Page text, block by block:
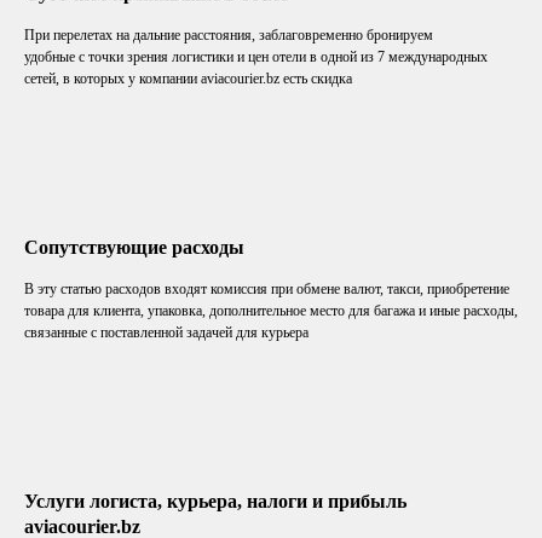
При перелетах на дальние расстояния, заблаговременно бронируем
удобные с точки зрения логистики и цен отели в одной из 7 международных
сетей, в которых у компании aviacourier.bz есть скидка
Сопутствующие расходы
В эту статью расходов входят комиссия при обмене валют, такси, приобретение
товара для клиента, упаковка, дополнительное место для багажа и иные расходы,
связанные с поставленной задачей для курьера
Услуги логиста, курьера, налоги и прибыль
aviacourier.bz